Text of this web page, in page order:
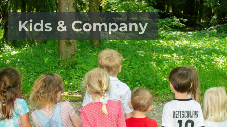
Kids & Company